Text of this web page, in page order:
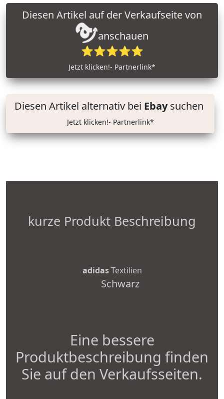
anschauen
⭐⭐⭐⭐⭐
Jetzt klicken!- Partnerlink*
Diesen Artikel alternativ bei Ebaysuchen
Jetzt klicken!- Partnerlink*
kurze Produkt Beschreibung
adidasTextilien
Schwarz
Eine bessere
Produktbeschreibung finden
Sie auf den Verkaufsseiten.